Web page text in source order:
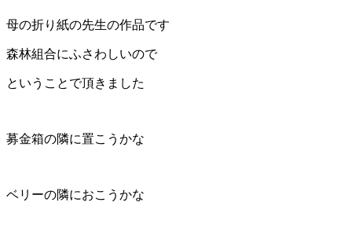
母の折り紙の先生の作品です
森林組合にふさわしいので
ということで頂きました
募金箱の隣に置こうかな
ベリーの隣におこうかな